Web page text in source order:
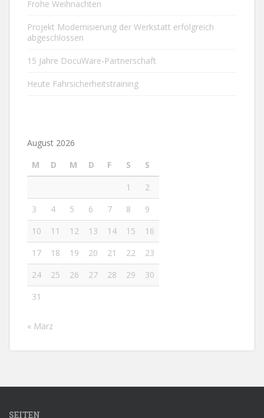
Frohe Weihnachten
Projekt Modernisierung der Werkstatt erfolgreich
abgeschlossen
15 Jahre DocuWare-Partnerschaft
Heute Fahrsicherheitstraining
August 2026
M
D M D F S
S
1
2
3
4 5 6 7 8
9
10
11 12 13 14 15
16
17
18 19 20 21 22
23
24
25 26 27 28 29
30
31
« März
SEITEN